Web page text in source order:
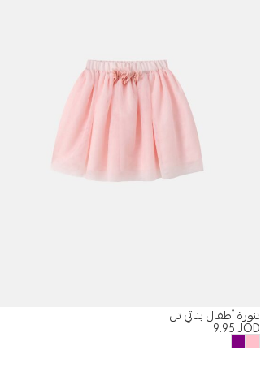
تنورة أطفال بناتي تل
9.95JOD